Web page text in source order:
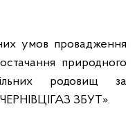
умов провадження
природного
родовищ за
ЗБУТ».